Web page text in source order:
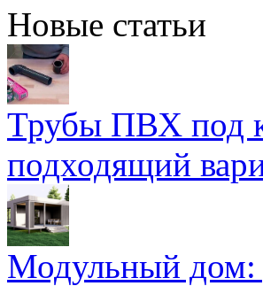
Новые статьи
Трубы ПВХ под
подходящий
Модульный дом: